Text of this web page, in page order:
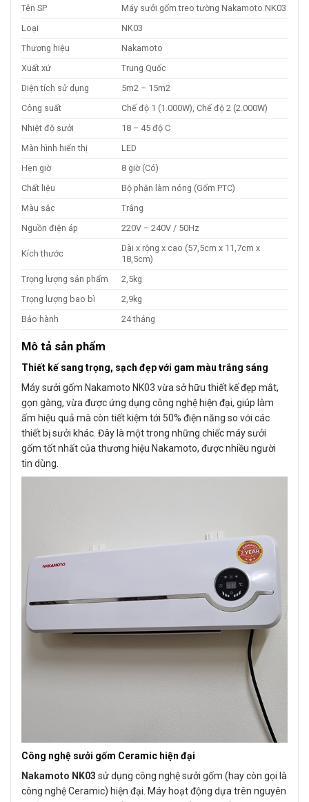
Tên SP
Máy sưởi gốm treo tường Nakamoto NK03
Loại
NK03
Thương hiệu
Nakamoto
Xuất xứ
Trung Quốc
Diện tích sử dụng
5m2 – 15m2
Công suất
Chế độ 1 (1.000W), Chế độ 2 (2.000W)
Nhiệt độ sưởi
18 – 45 độ C
Màn hình hiển thị
LED
Hẹn giờ
8 giờ (Có)
Chất liệu
Bộ phận làm nóng (Gốm PTC)
Màu sắc
Trắng
Nguồn điện áp
220V – 240V / 50Hz
Kích thước
Dài x rộng x cao (57,5cm x 11,7cm x
18,5cm)
Trọng lượng sản phẩm
2,5kg
Trọng lượng bao bì
2,9kg
Bảo hành
24 tháng
Mô tả sản phẩm
Thiết kế sang trọng, sạch đẹp với gam màu trắng sáng
Máy sưởi gốm Nakamoto NK03 vừa sở hữu thiết kế đẹp mắt,
gọn gàng, vừa được ứng dụng công nghệ hiện đại, giúp làm
ấm hiệu quả mà còn tiết kiệm tới 50% điện năng so với các
thiết bị sưởi khác. Đây là một trong những chiếc máy sưởi
gốm tốt nhất của thương hiệu Nakamoto, được nhiều người
tin dùng.
Công nghệ sưởi gốm Ceramic hiện đại
Nakamoto NK03 sử dụng công nghệ sưởi gốm (hay còn gọi là
công nghệ Ceramic) hiện đại. Máy hoạt động dựa trên nguyên